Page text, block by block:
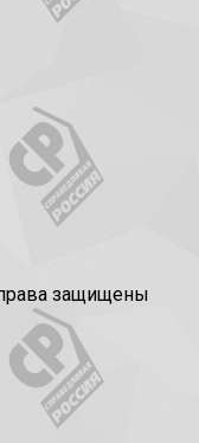
защищены